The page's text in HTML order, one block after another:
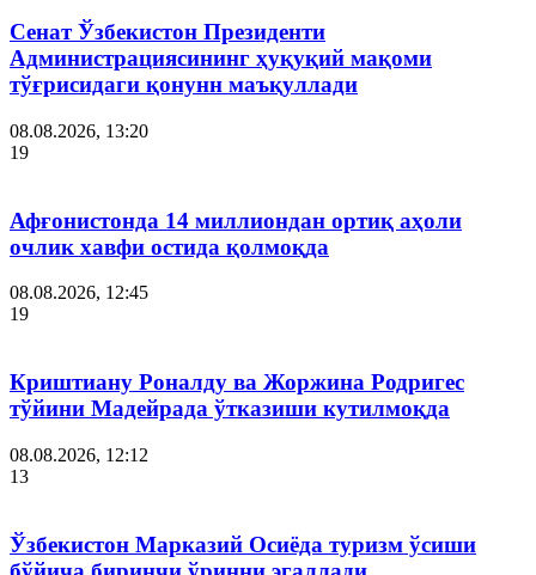
Сенат Ўзбекистон Президенти
Администрациясининг ҳуқуқий мақоми
тўғрисидаги қонунн маъқуллади
08.08.2026, 13:20
19
Афғонистонда 14 миллиондан ортиқ аҳоли
очлик хавфи остида қолмоқда
08.08.2026, 12:45
19
Криштиану Роналду ва Жоржина Родригес
тўйини Мадейрада ўтказиши кутилмоқда
08.08.2026, 12:12
13
Ўзбекистон Марказий Осиёда туризм ўсиши